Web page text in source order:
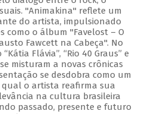
"Animakina" reflete um
do artista, impulsionado
como o álbum "Favelost – O
Fawcett na Cabeça". No
Flávia”, “Rio 40 Graus” e
misturam a novas crônicas
se desdobra como um
o artista reafirma sua
na cultura brasileira
passado, presente e futuro